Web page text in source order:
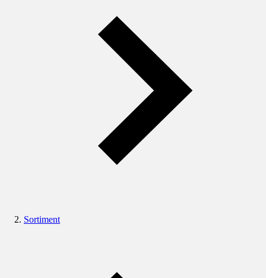
Sortiment